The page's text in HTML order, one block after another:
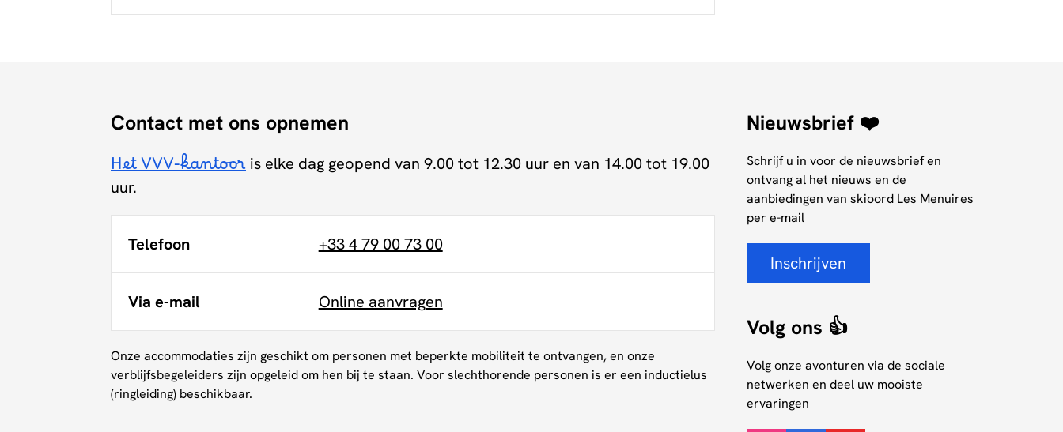
Contact met ons opnemen
Het VVV-kantoor is elke dag geopend van 9.00 tot 12.30 uur en van 14.00 tot 19.00
uur.
Telefoon +33 4 79 00 73 00
Via e-mail Online aanvragen
Onze accommodaties zijn geschikt om personen met beperkte mobiliteit te ontvangen, en onze
verblijfsbegeleiders zijn opgeleid om hen bij te staan. Voor slechthorende personen is er een inductielus
(ringleiding) beschikbaar.
Nieuwsbrief ❤️
Schrijf u in voor de nieuwsbrief en
ontvang al het nieuws en de
aanbiedingen van skioord Les Menuires
per e-mail
Inschrijven
Volg ons 👍
Volg onze avonturen via de sociale
netwerken en deel uw mooiste
ervaringen